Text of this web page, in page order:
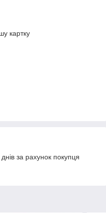
картку
за рахунок покупця